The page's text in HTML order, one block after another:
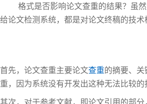
格式是否影响论文查重的结果？虽然
给论文检测系统，都是对论文终稿的技
首先，论文查重主要论文查重的摘要、
重，因为系统没有开发出这种无法比较的